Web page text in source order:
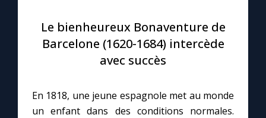
Le compte Tiktok
Le site internet
Le bienheureux Bonaventure de
Barcelone (1620-1684) intercède
avec succès
En 1818, une jeune espagnole met au monde
un enfant dans des conditions normales.